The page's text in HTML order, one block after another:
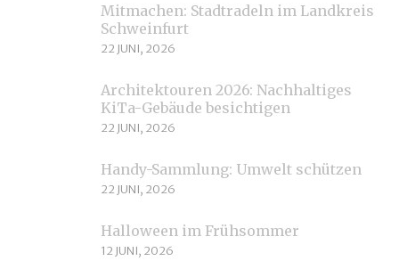
Mitmachen: Stadtradeln im Landkreis
Schweinfurt
22 JUNI, 2026
Architektouren 2026: Nachhaltiges
KiTa-Gebäude besichtigen
22 JUNI, 2026
Handy-Sammlung: Umwelt schützen
22 JUNI, 2026
Halloween im Frühsommer
12 JUNI, 2026